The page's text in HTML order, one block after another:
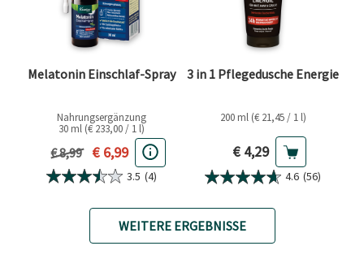
Melatonin Einschlaf-Spray
Nahrungsergänzung
30 ml (€ 233,00 / 1 l)
Vorheriger Preis
€ 8,99 Aktueller Preis
€ 6,99
3.5 (4)
3 in 1 Pflegedusche Energie
200 ml (€ 21,45 / 1 l)
Aktueller Preis
€ 4,29
4.6 (56)
WEITERE ERGEBNISSE